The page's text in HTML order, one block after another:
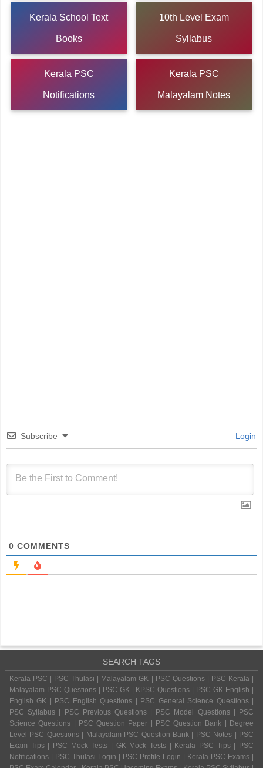
Kerala School Text
Books
10th Level Exam
Syllabus
Kerala PSC
Notifications
Kerala PSC
Malayalam Notes
Subscribe Login
0 COMMENTS
SEARCH TAGS
Kerala PSC | PSC Thulasi | Malayalam GK | PSC Questions | PSC Kerala |
Malayalam PSC Questions | PSC GK | KPSC Questions | PSC GK English |
English GK | PSC English Questions | PSC General Science Questions |
PSC Syllabus | PSC Previous Questions | PSC Model Questions | PSC
Science Questions | PSC Question Paper | PSC Question Bank | Degree
Level PSC Questions | Malayalam PSC Question Bank | PSC Notes | PSC
Exam Tips | PSC Mock Tests | GK Mock Tests | Kerala PSC Tips | PSC
Notifications | PSC Thulasi Login | PSC Profile Login | Kerala PSC Exams |